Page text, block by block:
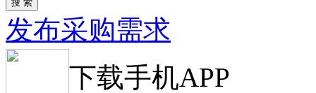
发布采购需求
下载手机APP